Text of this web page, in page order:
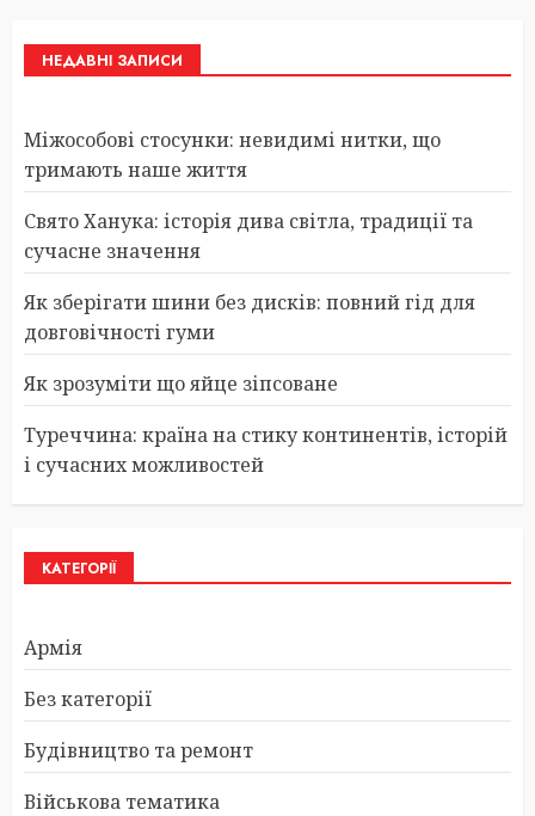
НЕДАВНІ ЗАПИСИ
Міжособові стосунки: невидимі нитки, що
тримають наше життя
Свято Ханука: історія дива світла, традиції та
сучасне значення
Як зберігати шини без дисків: повний гід для
довговічності гуми
Як зрозуміти що яйце зіпсоване
Туреччина: країна на стику континентів, історій
і сучасних можливостей
КАТЕГОРІЇ
Армія
Без категорії
Будівництво та ремонт
Військова тематика